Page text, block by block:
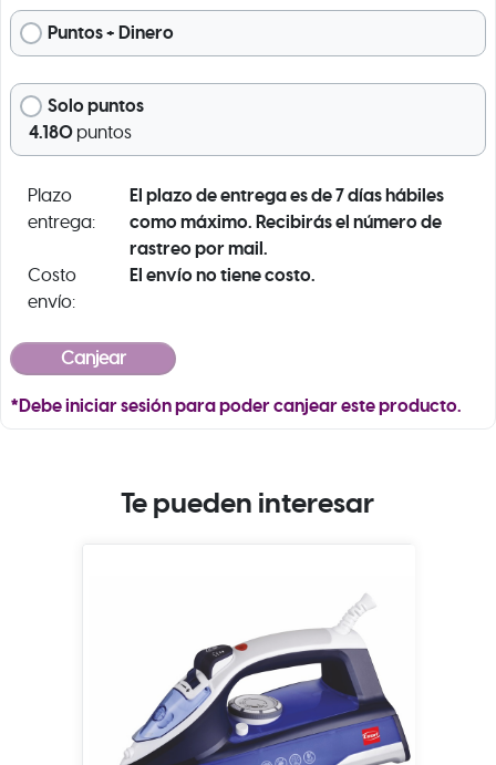
Puntos + Dinero
Solo puntos
4.180 puntos
Plazo
entrega:
El plazo de entrega es de 7 días hábiles
como máximo. Recibirás el número de
rastreo por mail.
Costo
envío:
El envío no tiene costo.
*Debe iniciar sesión para poder canjear este producto.
Te pueden interesar